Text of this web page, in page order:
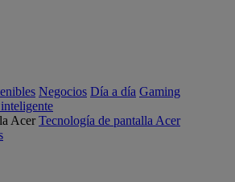
Negocios Día a día Gaming
Tecnología de pantalla Acer